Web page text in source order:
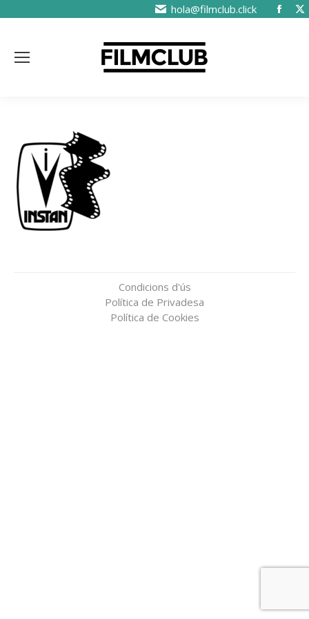
hola@filmclub.click
Condicions d'ús
Política de Privadesa
Política de Cookies